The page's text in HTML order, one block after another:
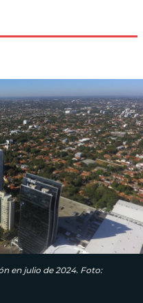
en julio de 2024. Foto: